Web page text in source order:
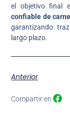
el objetivo final
confiable de
garantizando
largo plazo.
Anterior
Compartir en